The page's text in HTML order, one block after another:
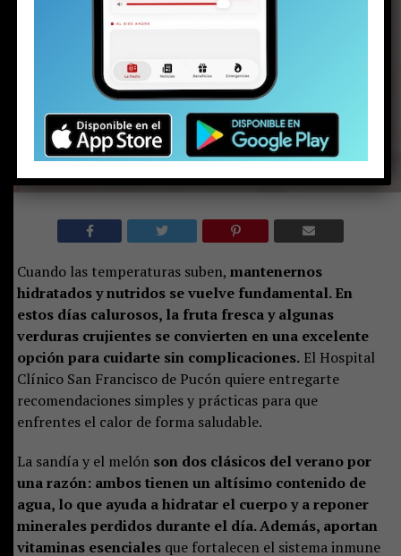
Cuando las temperaturas suben, mantenernos
hidratados y nutridos se vuelve fundamental. En
estos días calurosos, la fruta fresca y algunas
verduras crujientes se convierten en una excelente
opción para cuidarte sin complicaciones.El Hospital
Clínico San Francisco de Pucón quiere entregarte
recomendaciones simples y prácticas para que
enfrentes el calor de forma saludable.
La sandía y el melón son dos clásicos del verano por
una razón: ambos tienen un altísimo contenido de
agua, lo que ayuda a hidratar el cuerpo y a reponer
minerales perdidos durante el día. Además, aportan
vitaminas esencialesque fortalecen el sistema inmune